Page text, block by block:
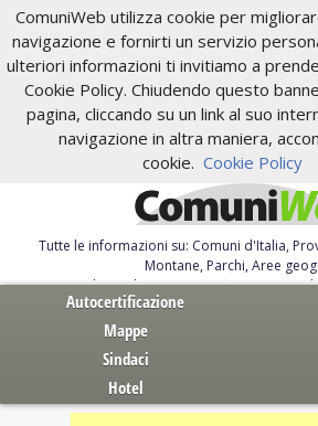
ComuniWeb utilizza cookie per
navigazione e fornirti un servizio
ulteriori informazioni ti invitiamo a
Cookie Policy. Chiudendo questo
pagina, cliccando su un link al suo
navigazione in altra maniera,
cookie. Cookie Policy
Tutte le informazioni su: Comuni d'Italia,
Montane, Parchi, Aree
Servizi al Cittadino. Autocertificazione,
Autocertificazione
Mappe
Sindaci
Hotel